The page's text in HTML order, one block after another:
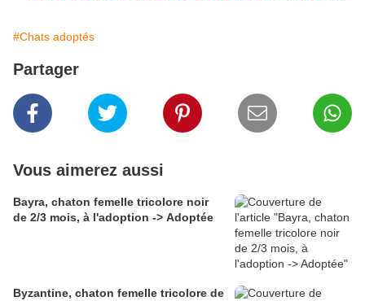
#Chats adoptés
Partager
Vous aimerez aussi
Bayra, chaton femelle tricolore noir
de 2/3 mois, à l'adoption -> Adoptée
Byzantine, chaton femelle tricolore de